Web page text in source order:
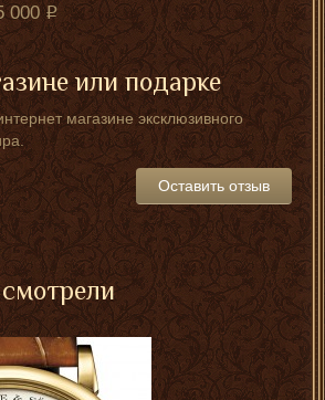
000
или подарке
магазине эксклюзивного
Оставить отзыв